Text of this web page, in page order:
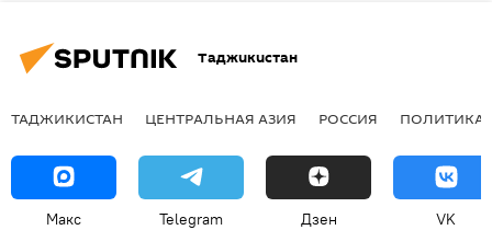
Таджикистан
ТАДЖИКИСТАН ЦЕНТРАЛЬНАЯ АЗИЯ РОССИЯ ПОЛИТИКА
Макс Telegram Дзен VK